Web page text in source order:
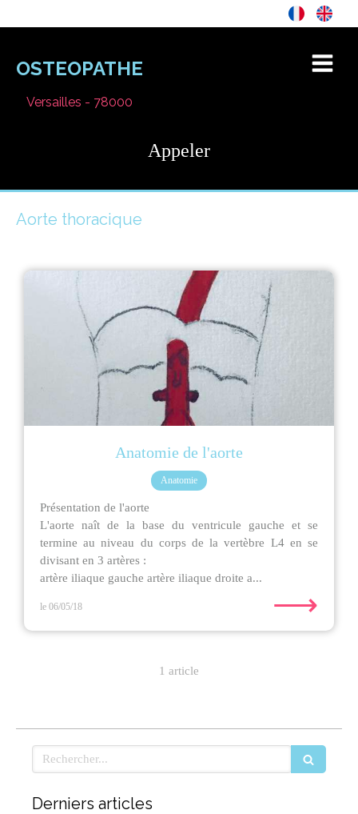
OSTEOPATHE
Versailles - 78000
Appeler
Aorte thoracique
Anatomie de l'aorte
Anatomie
Présentation de l'aorte
L'aorte naît de la base du ventricule gauche et se
termine au niveau du corps de la vertèbre L4 en se
divisant en 3 artères :
artère iliaque gauche artère iliaque droite a...
le 06/05/18 ⟶
1 article
Rechercher
Derniers articles